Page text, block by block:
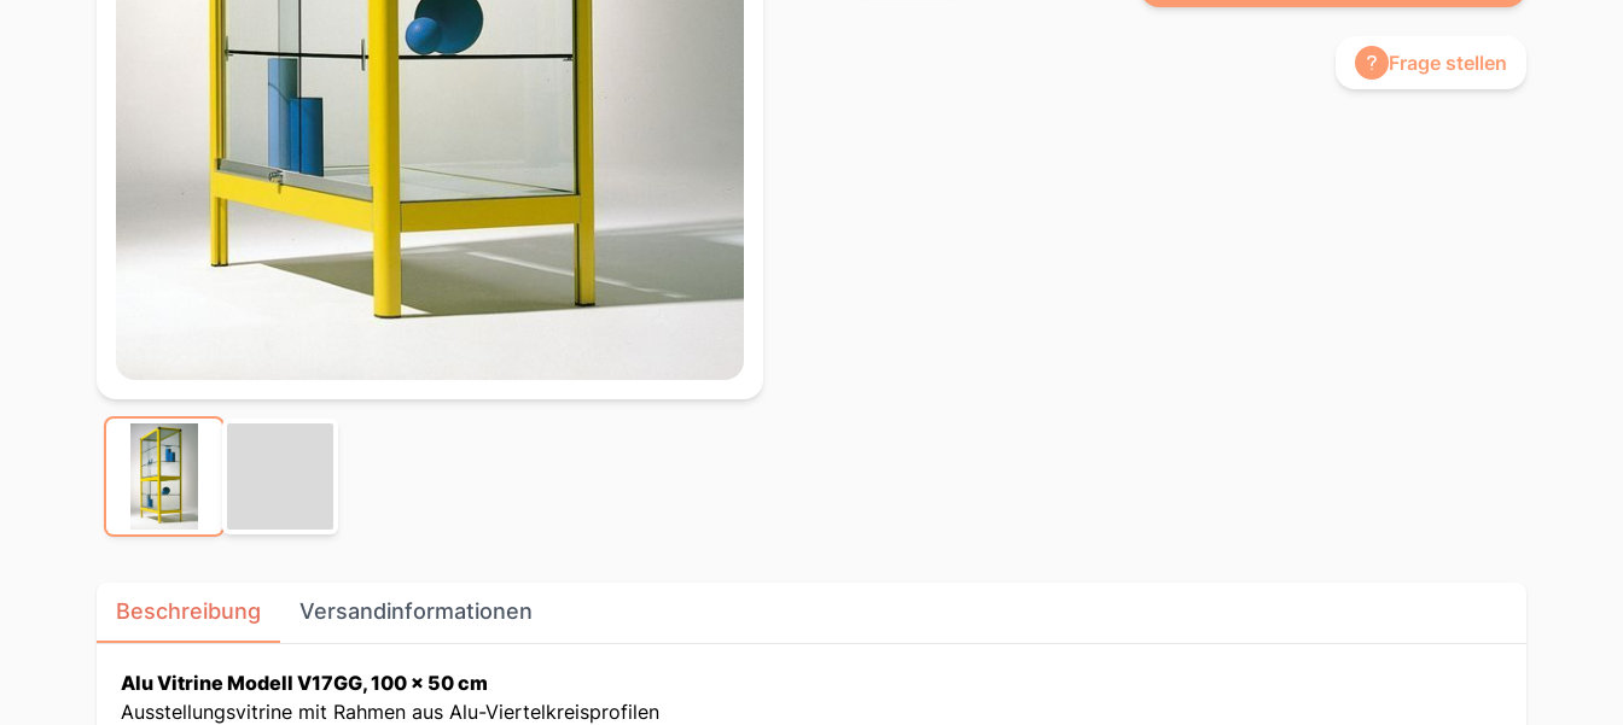
Frage stellen
Beschreibung Versandinformationen
Alu Vitrine Modell V17GG, 100 x 50 cm
Ausstellungsvitrine mit Rahmen aus Alu-Viertelkreisprofilen